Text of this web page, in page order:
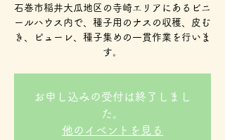
石巻市稲井大瓜地区の寺崎エリアにあるビニ
ールハウス内で、種子用のナスの収穫、皮む
き、ピューレ、種子集めの一貫作業を行いま
す。
お申し込みの受付は終了しまし
た。
他のイベントを見る